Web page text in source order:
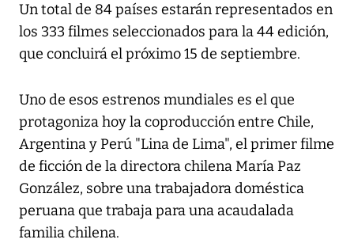
Un total de 84 países estarán representados en
los 333 filmes seleccionados para la 44 edición,
que concluirá el próximo 15 de septiembre.
Uno de esos estrenos mundiales es el que
protagoniza hoy la coproducción entre Chile,
Argentina y Perú "Lina de Lima", el primer filme
de ficción de la directora chilena María Paz
González, sobre una trabajadora doméstica
peruana que trabaja para una acaudalada
familia chilena.